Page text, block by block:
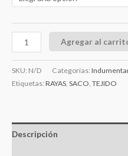
Agregar al
SKU: N/D Categorías:
Etiquetas: RAYAS, SACO, TEJIDO
Descripción